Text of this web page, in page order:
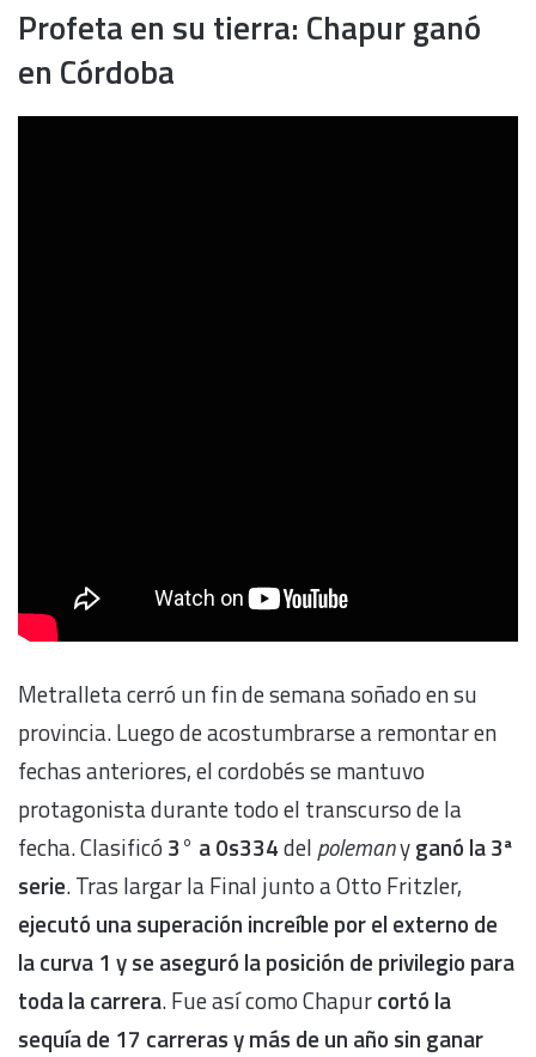
Profeta en su tierra: Chapur ganó
en Córdoba
Metralleta cerró un fin de semana soñado en su
provincia. Luego de acostumbrarse a remontar en
fechas anteriores, el cordobés se mantuvo
protagonista durante todo el transcurso de la
fecha. Clasificó3° a 0s334del polemanyganó la 3ª
serie. Tras largar la Final junto a Otto Fritzler,
ejecutó una superación increíble por el externo de
la curva 1 y se aseguró la posición de privilegio para
toda la carrera. Fue así como Chapurcortó la
sequía de 17 carreras y más de un año sin ganar